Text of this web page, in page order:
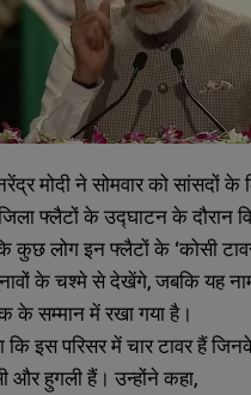
मोदी ने सोमवार को सांसदों
फ्लैटों के उद्घाटन के दौरान
कुछ लोग इन फ्लैटों के ‘कोसी
के चश्मे से देखेंगे, जबकि यह
के सम्मान में रखा गया है।
कि इस परिसर में चार टावर हैं
और हुगली हैं। उन्होंने कहा,